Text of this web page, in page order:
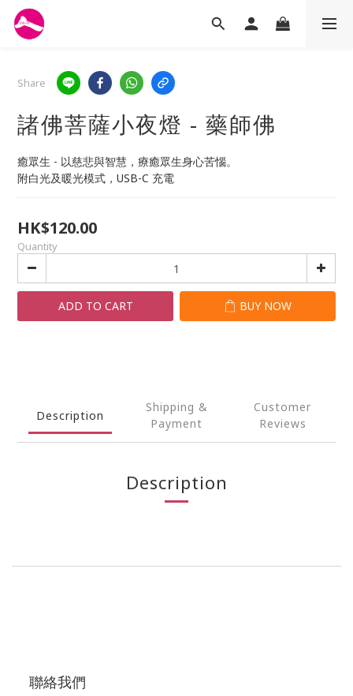
Share
諸佛菩薩小夜燈 - 藥師佛
癒眾生 - 以慈悲與智慧，療癒眾生身心苦惱。
附白光及暖光模式，USB-C 充電
HK$120.00
Quantity
ADD TO CART BUY NOW
Description
Shipping &
Payment
Customer
Reviews
Description
聯絡我們